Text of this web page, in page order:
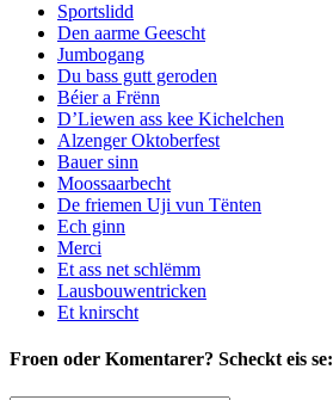
Sportslidd
Den aarme Geescht
Jumbogang
Du bass gutt geroden
Béier a Frënn
D’Liewen ass kee Kichelchen
Alzenger Oktoberfest
Bauer sinn
Moossaarbecht
De friemen Uji vun Tënten
Ech ginn
Merci
Et ass net schlëmm
Lausbouwentricken
Et knirscht
Froen oder Komentarer? Scheckt eis se: